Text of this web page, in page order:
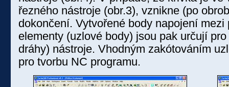
řezného nástroje (obr.3), vznikne (po
dokončení. Vytvořené body napojení
elementy (uzlové body) jsou pak určují
dráhy) nástroje. Vhodným zakótováním
pro tvorbu NC programu.